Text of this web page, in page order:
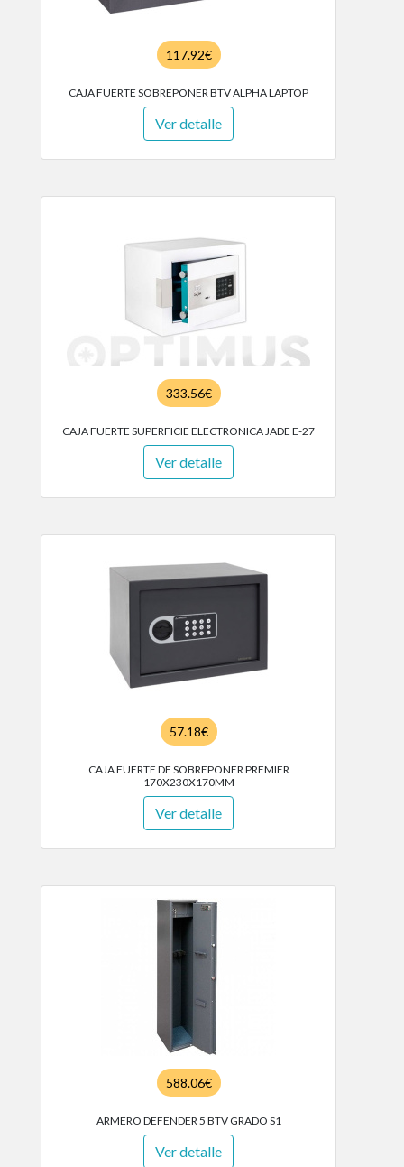
117.92€
CAJA FUERTE SOBREPONER BTV ALPHA LAPTOP
Ver detalle
333.56€
CAJA FUERTE SUPERFICIE ELECTRONICA JADE E-27
Ver detalle
57.18€
CAJA FUERTE DE SOBREPONER PREMIER
170X230X170MM
Ver detalle
588.06€
ARMERO DEFENDER 5 BTV GRADO S1
Ver detalle